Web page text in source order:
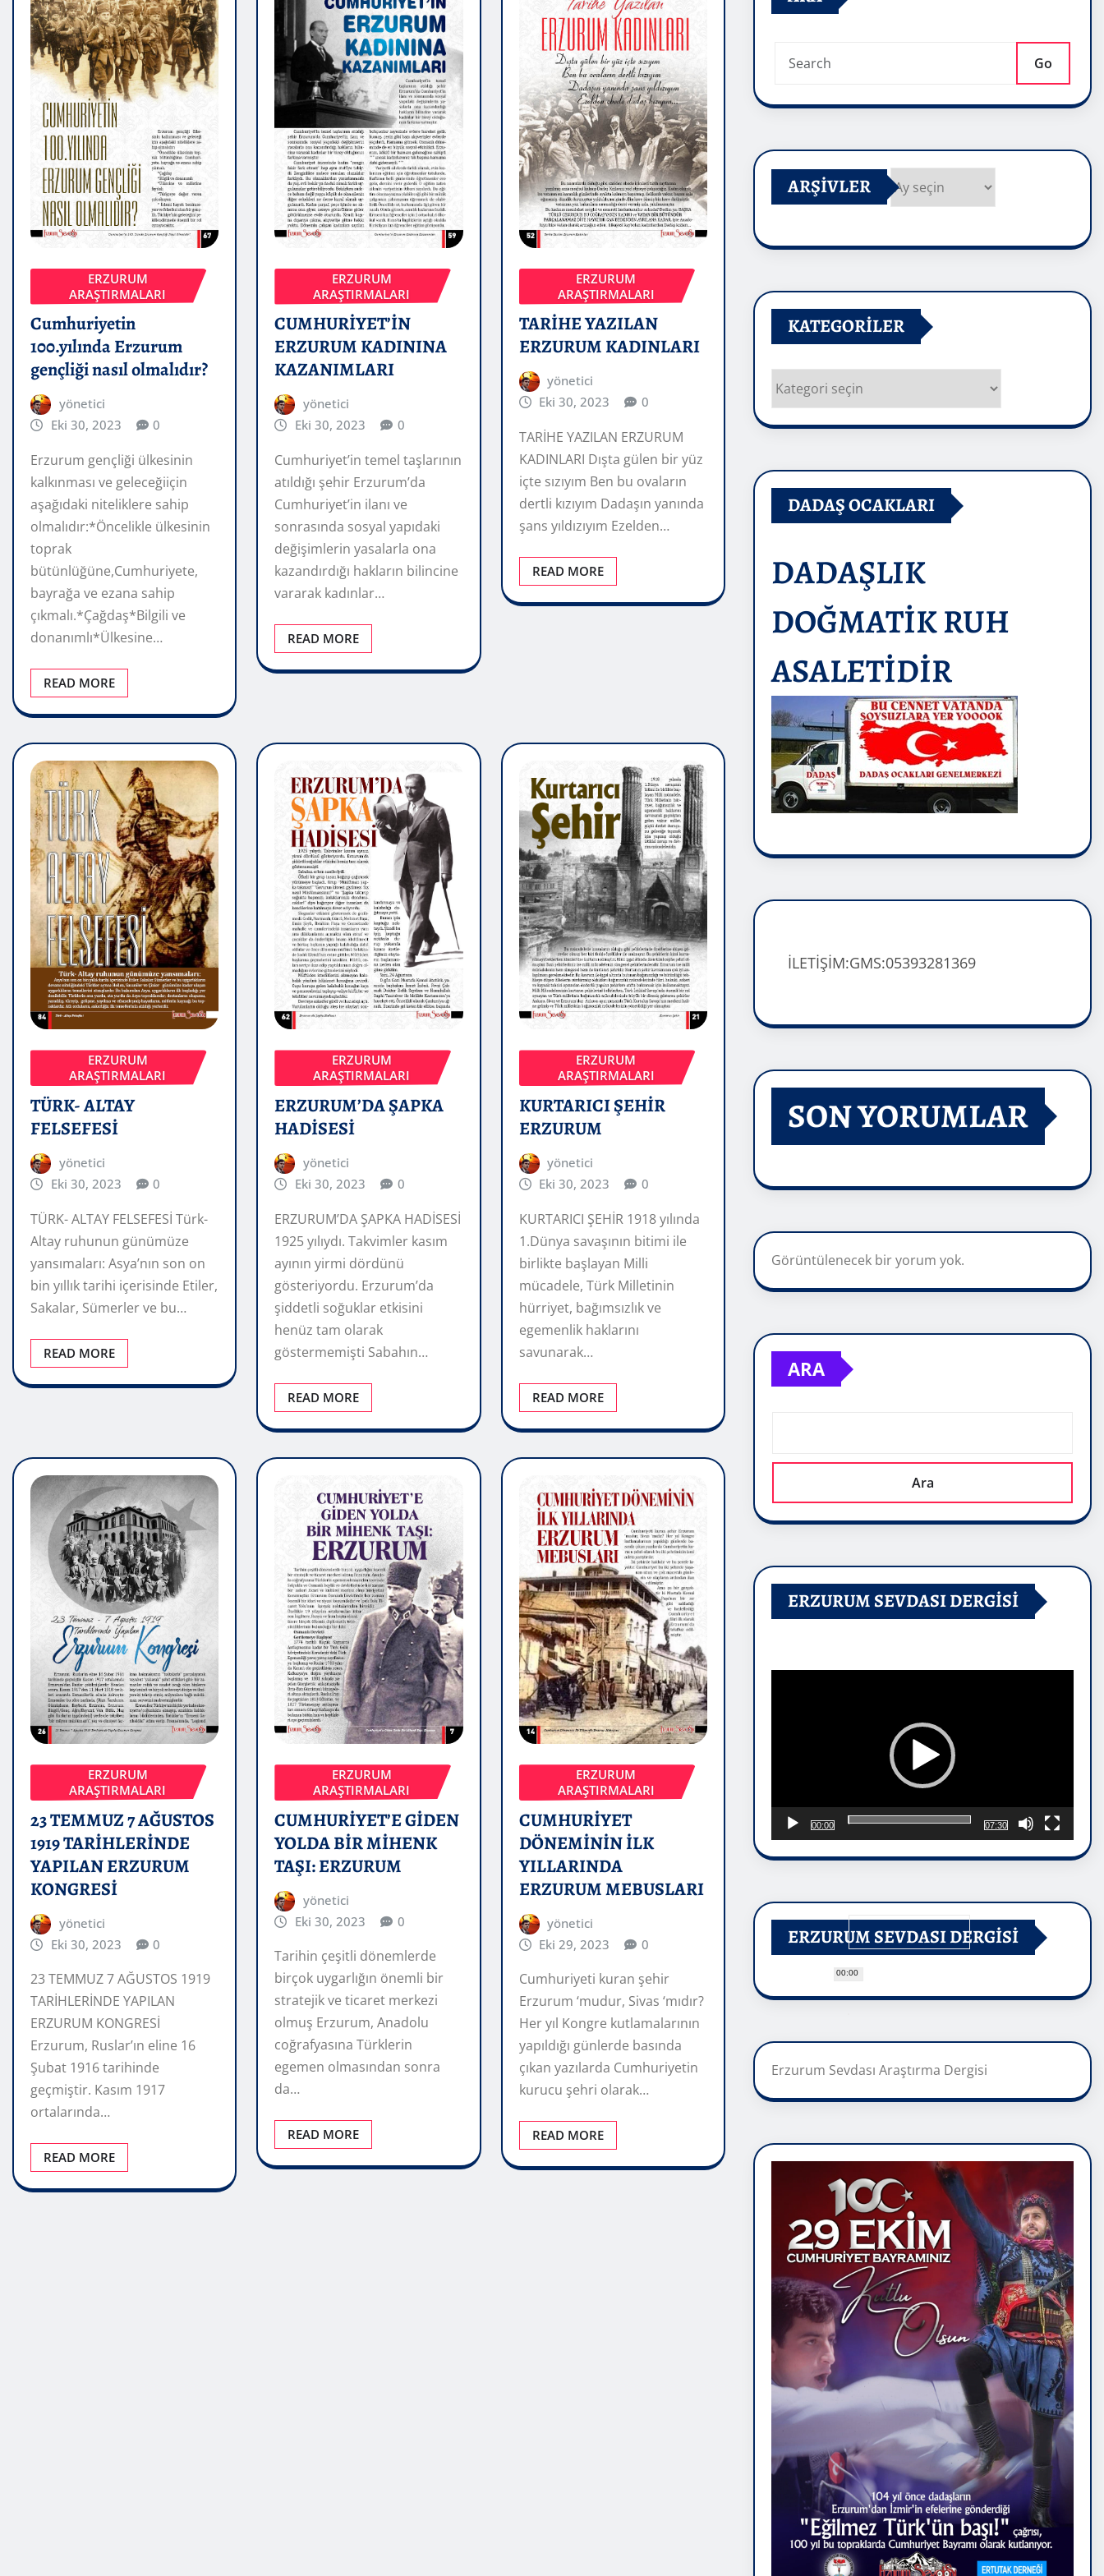
ERZURUM
ARAŞTIRMALARI
Cumhuriyetin
100.yılında Erzurum
gençliği nasıl olmalıdır?
yönetici
Eki 30, 2023
0
Erzurum gençliği ülkesinin
kalkınması ve geleceğiiçin
aşağıdaki niteliklere sahip
olmalıdır:*Öncelikle ülkesinin
toprak
bütünlüğüne,Cumhuriyete,
bayrağa ve ezana sahip
çıkmalı.*Çağdaş*Bilgili ve
donanımlı*Ülkesine…
READ MORE
ERZURUM
ARAŞTIRMALARI
CUMHURİYET’İN
ERZURUM KADININA
KAZANIMLARI
yönetici
Eki 30, 2023
0
Cumhuriyet’in temel taşlarının
atıldığı şehir Erzurum’da
Cumhuriyet’in ilanı ve
sonrasında sosyal yapıdaki
değişimlerin yasalarla ona
kazandırdığı hakların bilincine
vararak kadınlar…
READ MORE
ERZURUM
ARAŞTIRMALARI
TARİHE YAZILAN
ERZURUM KADINLARI
yönetici
Eki 30, 2023
0
TARİHE YAZILAN ERZURUM
KADINLARI Dışta gülen bir yüz
içte sızıyım Ben bu ovaların
dertli kızıyım Dadaşın yanında
şans yıldızıyım Ezelden…
READ MORE
ERZURUM
ARAŞTIRMALARI
TÜRK- ALTAY
FELSEFESİ
yönetici
Eki 30, 2023
0
TÜRK- ALTAY FELSEFESİ Türk-
Altay ruhunun günümüze
yansımaları: Asya’nın son on
bin yıllık tarihi içerisinde Etiler,
Sakalar, Sümerler ve bu…
READ MORE
ERZURUM
ARAŞTIRMALARI
ERZURUM’DA ŞAPKA
HADİSESİ
yönetici
Eki 30, 2023
0
ERZURUM’DA ŞAPKA HADİSESİ
1925 yılıydı. Takvimler kasım
ayının yirmi dördünü
gösteriyordu. Erzurum’da
şiddetli soğuklar etkisini
henüz tam olarak
göstermemişti Sabahın…
READ MORE
ERZURUM
ARAŞTIRMALARI
KURTARICI ŞEHİR
ERZURUM
yönetici
Eki 30, 2023
0
KURTARICI ŞEHİR 1918 yılında
1.Dünya savaşının bitimi ile
birlikte başlayan Milli
mücadele, Türk Milletinin
hürriyet, bağımsızlık ve
egemenlik haklarını
savunarak…
READ MORE
ERZURUM
ARAŞTIRMALARI
23 TEMMUZ 7 AĞUSTOS
1919 TARİHLERİNDE
YAPILAN ERZURUM
KONGRESİ
yönetici
Eki 30, 2023
0
23 TEMMUZ 7 AĞUSTOS 1919
TARİHLERİNDE YAPILAN
ERZURUM KONGRESİ
Erzurum, Ruslar’ın eline 16
Şubat 1916 tarihinde
geçmiştir. Kasım 1917
ortalarında…
READ MORE
ERZURUM
ARAŞTIRMALARI
CUMHURİYET’E GİDEN
YOLDA BİR MİHENK
TAŞI: ERZURUM
yönetici
Eki 30, 2023
0
Tarihin çeşitli dönemlerde
birçok uygarlığın önemli bir
stratejik ve ticaret merkezi
olmuş Erzurum, Anadolu
coğrafyasına Türklerin
egemen olmasından sonra
da…
READ MORE
ERZURUM
ARAŞTIRMALARI
CUMHURİYET
DÖNEMİNİN İLK
YILLARINDA
ERZURUM MEBUSLARI
yönetici
Eki 29, 2023
0
Cumhuriyeti kuran şehir
Erzurum ‘mudur, Sivas ‘mıdır?
Her yıl Kongre kutlamalarının
yapıldığı günlerde basında
çıkan yazılarda Cumhuriyetin
kurucu şehri olarak…
READ MORE
Go
ARŞIVLER
KATEGORILER
Kategoriler
DADAŞ OCAKLARI
DADAŞLIK
DOĞMATİK RUH
ASALETİDİR
İLETİŞİM:GMS:05393281369
SON YORUMLAR
Görüntülenecek bir yorum yok.
ARA
Ara
ERZURUM SEVDASI DERGİSİ
00:00
00:00
07:30
ERZURUM SEVDASI DERGİSİ
Erzurum Sevdası Araştırma Dergisi